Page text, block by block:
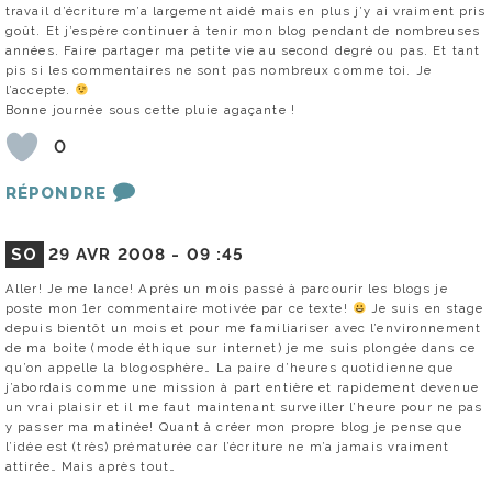
travail d’écriture m’a largement aidé mais en plus j’y ai vraiment pris
goût. Et j’espère continuer à tenir mon blog pendant de nombreuses
années. Faire partager ma petite vie au second degré ou pas. Et tant
pis si les commentaires ne sont pas nombreux comme toi. Je
l’accepte.
Bonne journée sous cette pluie agaçante !
0
RÉPONDRE
SO 29 AVR 2008 - 09 :45
Aller! Je me lance! Après un mois passé à parcourir les blogs je
poste mon 1er commentaire motivée par ce texte!
Je suis en stage
depuis bientôt un mois et pour me familiariser avec l’environnement
de ma boite (mode éthique sur internet) je me suis plongée dans ce
qu’on appelle la blogosphère… La paire d’heures quotidienne que
j’abordais comme une mission à part entière et rapidement devenue
un vrai plaisir et il me faut maintenant surveiller l’heure pour ne pas
y passer ma matinée! Quant à créer mon propre blog je pense que
l’idée est (très) prématurée car l’écriture ne m’a jamais vraiment
attirée… Mais après tout…